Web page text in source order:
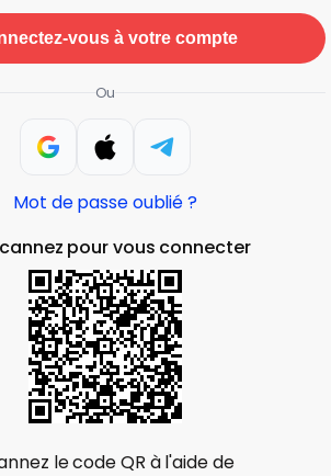
vous à votre compte
Ou
Mot de passe oublié ?
pour vous connecter
le code QR à l'aide de